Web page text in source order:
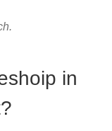
in